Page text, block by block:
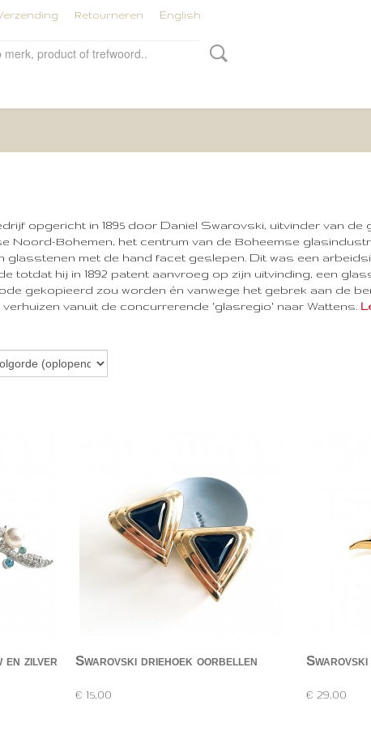
Retourneren English
opgericht in 1895 door Daniel Swarovski, uitvinder van de
Noord-Bohemen, het centrum van de Boheemse
glasstenen met de hand facet geslepen. Dit was een
totdat hij in 1892 patent aanvroeg op zijn uitvinding, een
gekopieerd zou worden én vanwege het gebrek aan de
vanuit de concurrerende 'glasregio' naar Wattens.
en zilver Swarovski driehoek oorbellen
€ 15,00 € 29,00